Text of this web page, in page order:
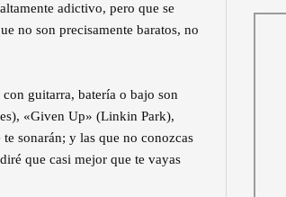
adictivo, pero que se
no son precisamente baratos, no
guitarra, batería o bajo son
«Given Up» (Linkin Park),
sonarán; y las que no conozcas
que casi mejor que te vayas